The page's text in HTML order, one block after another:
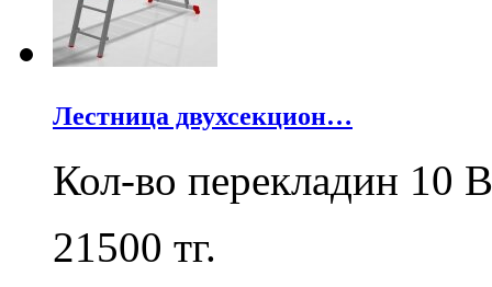
Лестница двухсекцион…
Кол-во перекладин 10
21500 тг.